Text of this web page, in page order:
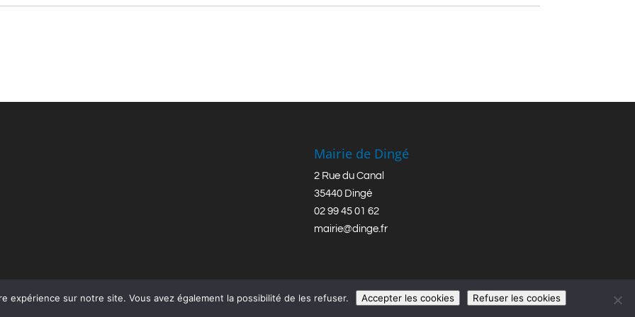
Mairie de Dingé
2 Rue du Canal
35440 Dingé
02 99 45 01 62
mairie@dinge.fr
|Mentions légales |Politique de confidentialité
expérience sur notre site. Vous avez également la possibilité de les refuser. Accepter les cookies Refuser les cookies